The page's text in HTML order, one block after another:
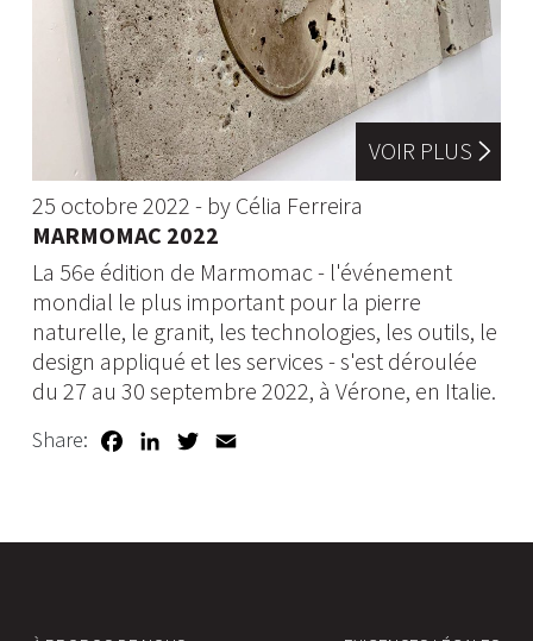
VOIR PLUS
25 octobre 2022 - by Célia Ferreira
MARMOMAC 2022
La 56e édition de Marmomac - l'événement
mondial le plus important pour la pierre
naturelle, le granit, les technologies, les outils, le
design appliqué et les services - s'est déroulée
du 27 au 30 septembre 2022, à Vérone, en Italie.
Share: FacebookLinkedInTwitter